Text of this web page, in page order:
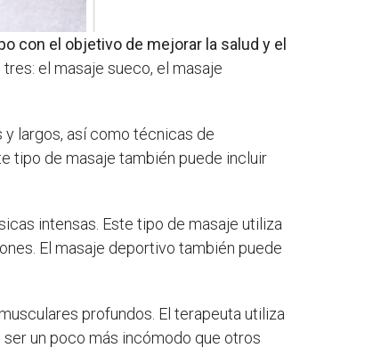
con el objetivo de mejorar la salud y el
el masaje sueco, el masaje
largos, así como técnicas de
tipo de masaje también puede incluir
intensas. Este tipo de masaje utiliza
El masaje deportivo también puede
profundos. El terapeuta utiliza
un poco más incómodo que otros